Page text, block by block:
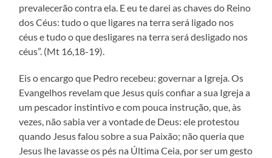
prevalecerão contra ela. E eu te darei as chaves do Reino
dos Céus: tudo o que ligares na terra será ligado nos
céus e tudo o que desligares na terra será desligado nos
céus”. (Mt 16,18-19).
Eis o encargo que Pedro recebeu: governar a Igreja. Os
Evangelhos revelam que Jesus quis confiar a sua Igreja a
um pescador instintivo e com pouca instrução, que, às
vezes, não sabia ver a vontade de Deus: ele protestou
quando Jesus falou sobre a sua Paixão; não queria que
Jesus lhe lavasse os pés na Última Ceia, por ser um gesto